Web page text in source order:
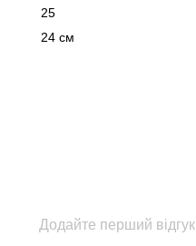
25
24 см
Додайте перший відгук